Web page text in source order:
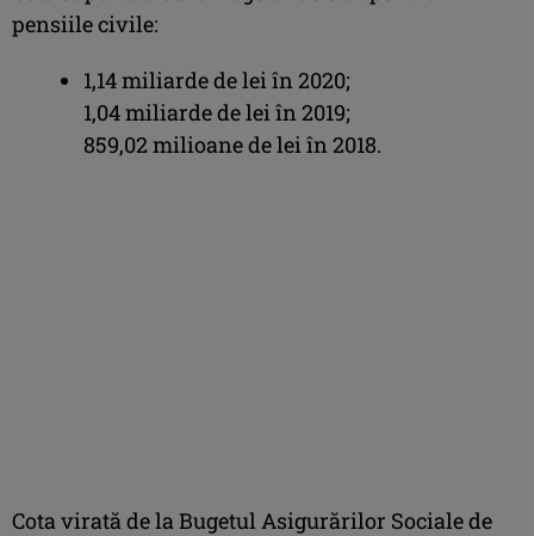
pensiile civile:
1,14 miliarde de lei în 2020;
1,04 miliarde de lei în 2019;
859,02 milioane de lei în 2018.
Cota virată de la Bugetul Asigurărilor Sociale de